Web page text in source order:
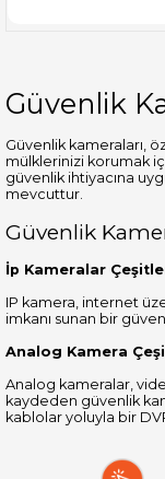
Güvenlik
Güvenlik kameraları,
mülklerinizi korumak
güvenlik ihtiyacına
mevcuttur.
Güvenlik
İp Kameralar
IP kamera, internet
imkanı sunan bir
Analog Kamera
Analog kameralar,
kaydeden güvenlik
kablolar yoluyla bir